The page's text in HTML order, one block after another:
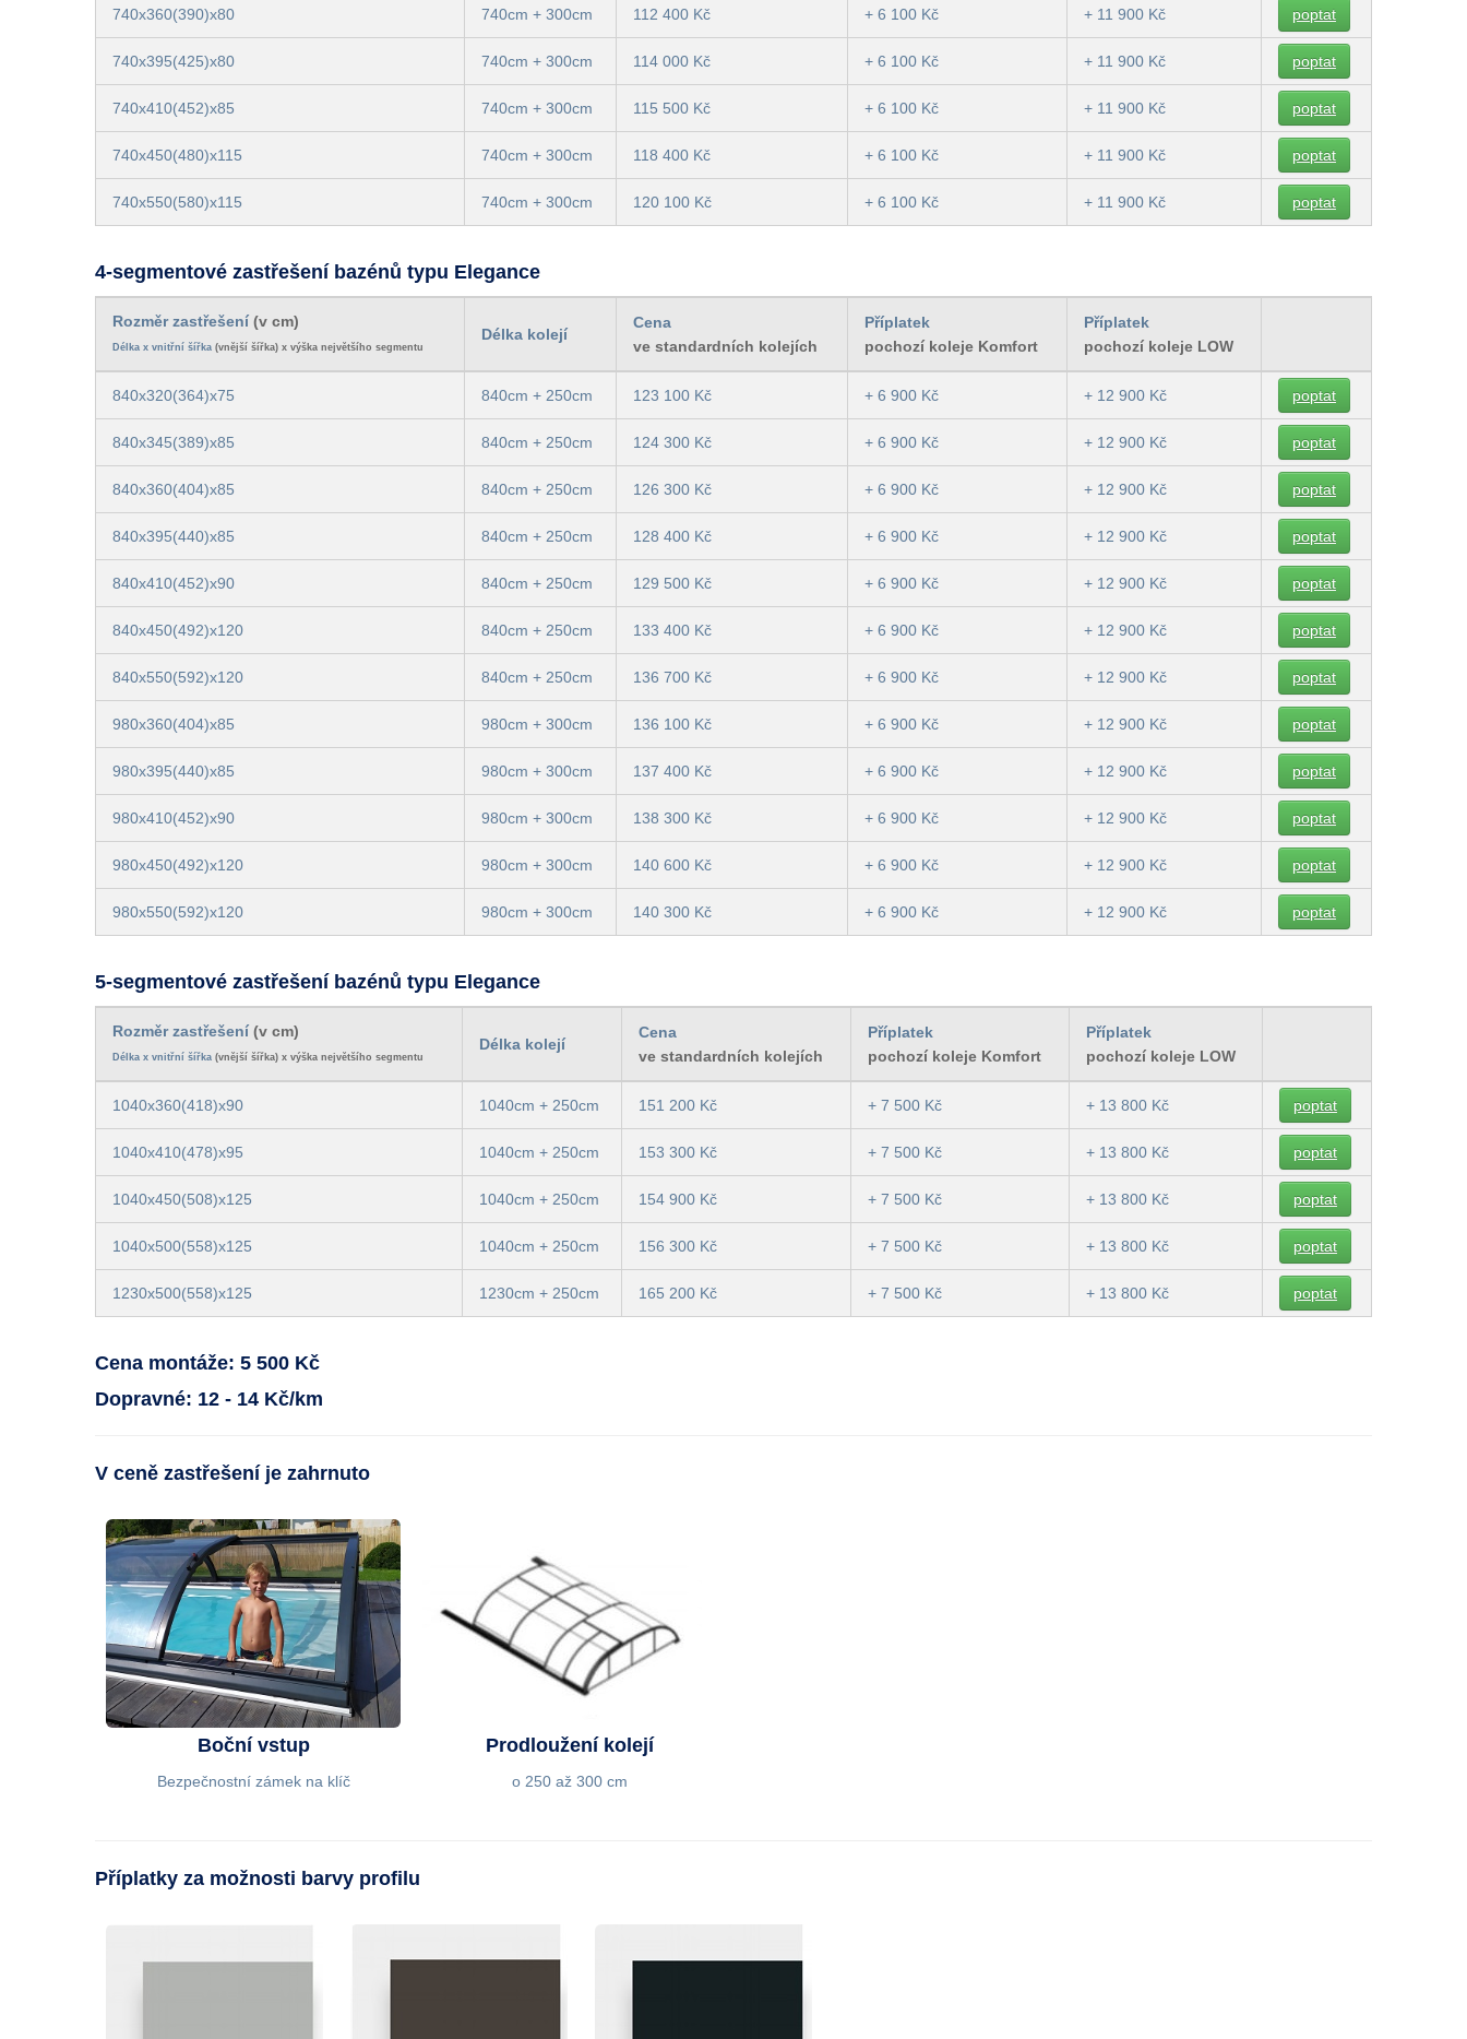
740x360(390)x80 740cm + 300cm 112 400 Kč + 6 100 Kč + 11 900 Kč poptat
740x395(425)x80 740cm + 300cm 114 000 Kč + 6 100 Kč + 11 900 Kč poptat
740x410(452)x85 740cm + 300cm 115 500 Kč + 6 100 Kč + 11 900 Kč poptat
740x450(480)x115 740cm + 300cm 118 400 Kč + 6 100 Kč + 11 900 Kč poptat
740x550(580)x115 740cm + 300cm 120 100 Kč + 6 100 Kč + 11 900 Kč poptat
4-segmentové zastřešení bazénů typu Elegance
Rozměr zastřešení (v cm)
Délka x vnitřní šířka (vnější šířka) x výška největšího segmentu
Délka kolejí
Cena
ve standardních kolejích
Příplatek
pochozí koleje Komfort
Příplatek
pochozí koleje LOW
840x320(364)x75 840cm + 250cm 123 100 Kč + 6 900 Kč + 12 900 Kč poptat
840x345(389)x85 840cm + 250cm 124 300 Kč + 6 900 Kč + 12 900 Kč poptat
840x360(404)x85 840cm + 250cm 126 300 Kč + 6 900 Kč + 12 900 Kč poptat
840x395(440)x85 840cm + 250cm 128 400 Kč + 6 900 Kč + 12 900 Kč poptat
840x410(452)x90 840cm + 250cm 129 500 Kč + 6 900 Kč + 12 900 Kč poptat
840x450(492)x120 840cm + 250cm 133 400 Kč + 6 900 Kč + 12 900 Kč poptat
840x550(592)x120 840cm + 250cm 136 700 Kč + 6 900 Kč + 12 900 Kč poptat
980x360(404)x85 980cm + 300cm 136 100 Kč + 6 900 Kč + 12 900 Kč poptat
980x395(440)x85 980cm + 300cm 137 400 Kč + 6 900 Kč + 12 900 Kč poptat
980x410(452)x90 980cm + 300cm 138 300 Kč + 6 900 Kč + 12 900 Kč poptat
980x450(492)x120 980cm + 300cm 140 600 Kč + 6 900 Kč + 12 900 Kč poptat
980x550(592)x120 980cm + 300cm 140 300 Kč + 6 900 Kč + 12 900 Kč poptat
5-segmentové zastřešení bazénů typu Elegance
Rozměr zastřešení (v cm)
Délka x vnitřní šířka (vnější šířka) x výška největšího segmentu
Délka kolejí
Cena
ve standardních kolejích
Příplatek
pochozí koleje Komfort
Příplatek
pochozí koleje LOW
1040x360(418)x90 1040cm + 250cm 151 200 Kč + 7 500 Kč + 13 800 Kč poptat
1040x410(478)x95 1040cm + 250cm 153 300 Kč + 7 500 Kč + 13 800 Kč poptat
1040x450(508)x125 1040cm + 250cm 154 900 Kč + 7 500 Kč + 13 800 Kč poptat
1040x500(558)x125 1040cm + 250cm 156 300 Kč + 7 500 Kč + 13 800 Kč poptat
1230x500(558)x125 1230cm + 250cm 165 200 Kč + 7 500 Kč + 13 800 Kč poptat
Cena montáže: 5 500 Kč
Dopravné: 12 - 14 Kč/km
V ceně zastřešení je zahrnuto
Boční vstup
Bezpečnostní zámek na klíč
Prodloužení kolejí
o 250 až 300 cm
Příplatky za možnosti barvy profilu